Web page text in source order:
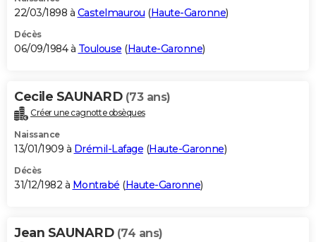
22/03/1898 à Castelmaurou (Haute-Garonne)
Décès
06/09/1984 à Toulouse (Haute-Garonne)
Cecile SAUNARD (73 ans)
Créer une cagnotte obsèques
Naissance
13/01/1909 à Drémil-Lafage (Haute-Garonne)
Décès
31/12/1982 à Montrabé (Haute-Garonne)
Jean SAUNARD (74 ans)